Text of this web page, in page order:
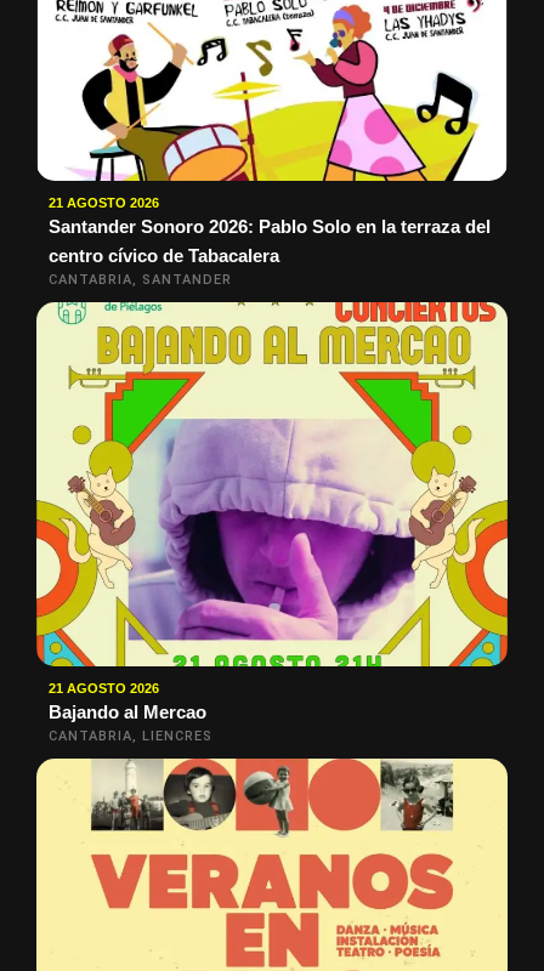
21 AGOSTO 2026
Santander Sonoro 2026: Pablo Solo en la terraza del
centro cívico de Tabacalera
CANTABRIA, SANTANDER
21 AGOSTO 2026
Bajando al Mercao
CANTABRIA, LIENCRES